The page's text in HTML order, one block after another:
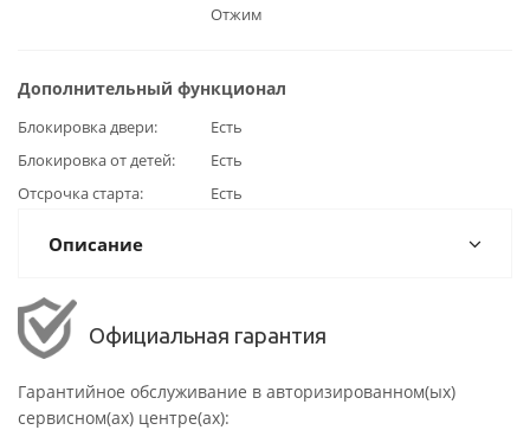
Отжим
Дополнительный функционал
Блокировка двери
Есть
Блокировка от детей
Есть
Отсрочка старта
Есть
Описание
Официальная гарантия
Гарантийное обслуживание в авторизированном(ых)
сервисном(ах) центре(ах):